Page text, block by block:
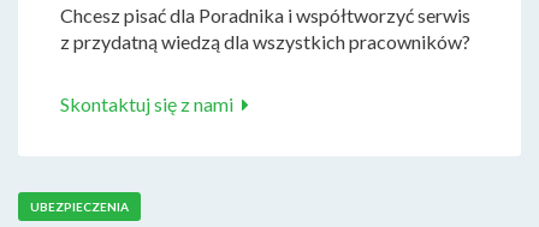
Chcesz pisać dla Poradnika i współtworzyć serwis
z przydatną wiedzą dla wszystkich pracowników?
Skontaktuj się z nami
UBEZPIECZENIA